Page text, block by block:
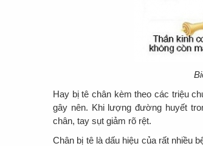
Hay bị tê chân kèm theo các triệu
gây nên. Khi lượng đường huyết
chân, tay sụt giảm rõ rệt.
Chân bị tê là dấu hiệu của rất nhiều